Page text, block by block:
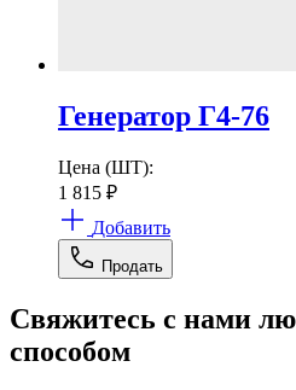
Генератор Г4-76
Цена (ШТ):
1 815 ₽
Добавить
Продать
Свяжитесь с нами
способом